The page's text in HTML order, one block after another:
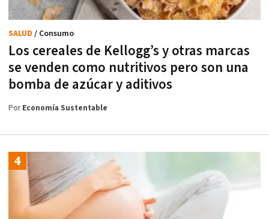
Los cereales de Kellogg’s y otras marcas
se venden como nutritivos pero son una
bomba de azúcar y aditivos
SALUD / Consumo
PorEconomía Sustentable